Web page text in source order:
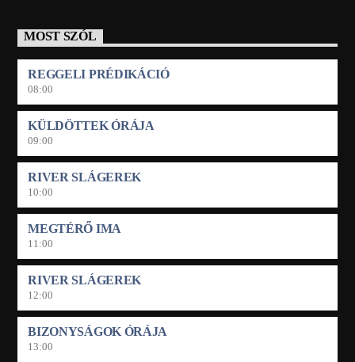
MOST SZÓL
REGGELI PRÉDIKÁCIÓ
08:00
KÜLDÖTTEK ÓRÁJA
09:00
RIVER SLÁGEREK
10:00
MEGTÉRŐ IMA
11:00
RIVER SLÁGEREK
12:00
BIZONYSÁGOK ÓRÁJA
13:00